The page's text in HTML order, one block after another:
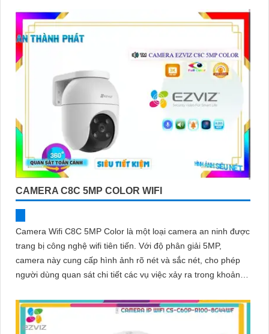
CAMERA C8C 5MP COLOR WIFI
Camera Wifi C8C 5MP Color là một loại camera an ninh được
trang bị công nghệ wifi tiên tiến. Với độ phân giải 5MP,
camera này cung cấp hình ảnh rõ nét và sắc nét, cho phép
người dùng quan sát chi tiết các vụ việc xảy ra trong khoảng